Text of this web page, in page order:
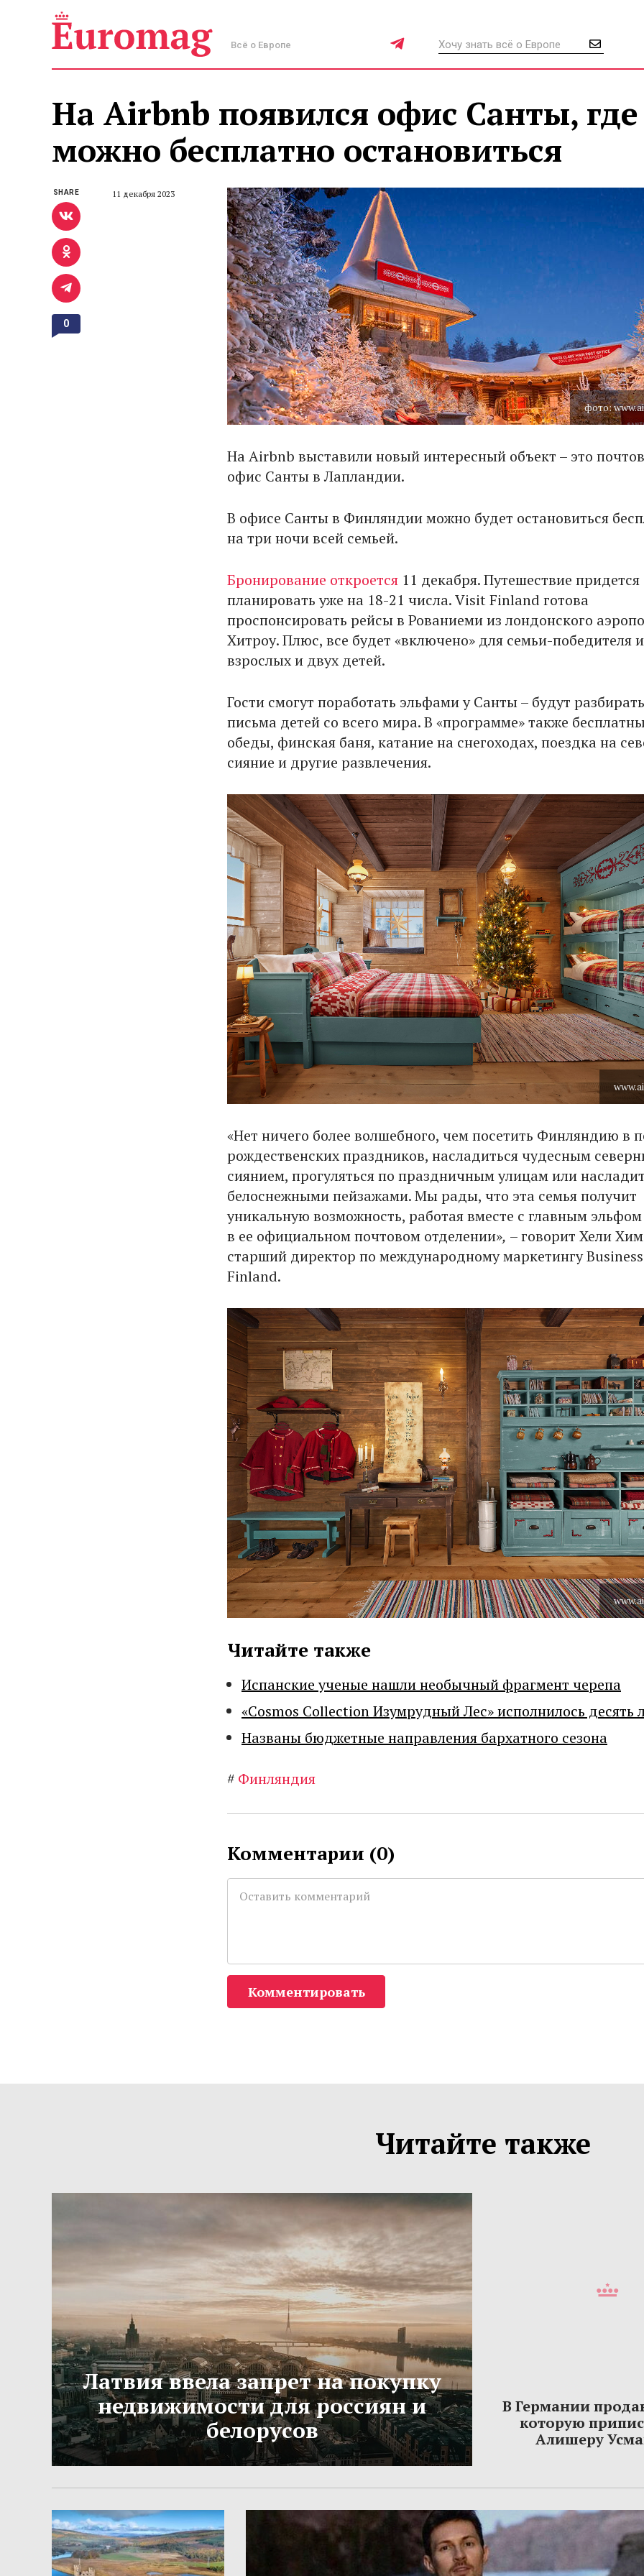
Всё о Европе
На Airbnb появился офис Санты, где
можно бесплатно остановиться
11 декабря 2023
фото:
На Airbnb выставили новый интересный объект – это
офис Санты в Лапландии.
В офисе Санты в Финляндии можно будет остановиться
на три ночи всей семьей.
Бронирование откроется 11 декабря. Путешествие придется
планировать уже на 18-21 числа. Visit Finland готова
проспонсировать рейсы в Рованиеми из лондонского
Хитроу. Плюс, все будет «включено» для семьи-победителя
взрослых и двух детей.
Гости смогут поработать эльфами у Санты – будут разбирать
письма детей со всего мира. В «программе» также
обеды, финская баня, катание на снегоходах, поездка на
сияние и другие развлечения.
«Нет ничего более волшебного, чем посетить Финляндию в
рождественских праздников, насладиться чудесным
сиянием, прогуляться по праздничным улицам или
белоснежными пейзажами. Мы рады, что эта семья получит
уникальную возможность, работая вместе с главным
в ее официальном почтовом отделении», – говорит Хели
старший директор по международному маркетингу Business
Finland.
Читайте также
Испанские ученые нашли необычный фрагмент черепа
«Cosmos Collection Изумрудный Лес» исполнилось десять
Названы бюджетные направления бархатного сезона
# Финляндия
SHARE
0
Комментарии (0)
Комментировать
Читайте также
Латвия ввела запрет на покупку
недвижимости для россиян и
белорусов
В Германии
которую
Алишеру